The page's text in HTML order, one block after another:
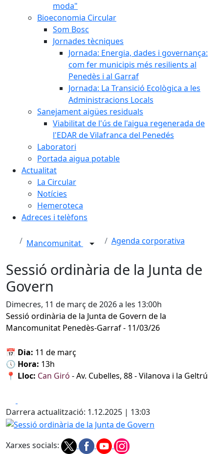
moda"
Bioeconomia Circular
Som Bosc
Jornades tècniques
Jornada: Energia, dades i governança:
com fer municipis més resilients al
Penedès i al Garraf
Jornada: La Transició Ecològica a les
Administracions Locals
Sanejament aigües residuals
Viabilitat de l'ús de l'aigua regenerada de
l'EDAR de Vilafranca del Penedés
Laboratori
Portada aigua potable
Actualitat
La Circular
Notícies
Hemeroteca
Adreces i telèfons
Mancomunitat Agenda corporativa
Sessió ordinària de la Junta de
Govern
Dimecres, 11 de març de 2026 a les 13:00h
Sessió ordinària de la Junta de Govern de la
Mancomunitat Penedès-Garraf - 11/03/26
📅 Dia: 11 de març
🕔 Hora: 13h
📍 Lloc: Can Giró - Av. Cubelles, 88 - Vilanova i la Geltrú
Darrera actualització: 1.12.2025 | 13:03
Sessió ordinària de la Junta de Govern
Xarxes socials: